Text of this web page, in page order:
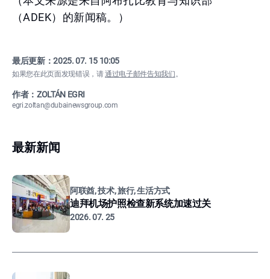
（ADEK）的新闻稿。）
最后更新：2025. 07. 15 10:05
如果您在此页面发现错误，请通过电子邮件告知我们。
作者：ZOLTÁN EGRI
egri.zoltan@dubainewsgroup.com
最新新闻
阿联酋, 技术, 旅行, 生活方式
迪拜机场护照检查新系统加速过关
2026. 07. 25